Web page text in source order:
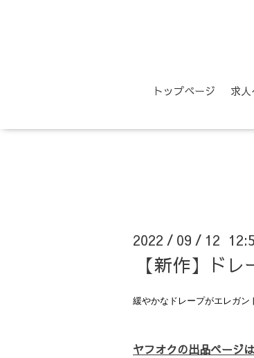
トップページ 求
2022 / 09 / 12
【新作】ド
緩やかなドレープがエレガン
ヤフオクの出品ページ